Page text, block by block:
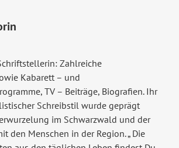
Zahlreiche
Kabarett – und
TV – Beiträge, Biografien. Ihr
Schreibstil wurde geprägt
im Schwarzwald und der
den Menschen in der Region. „ Die